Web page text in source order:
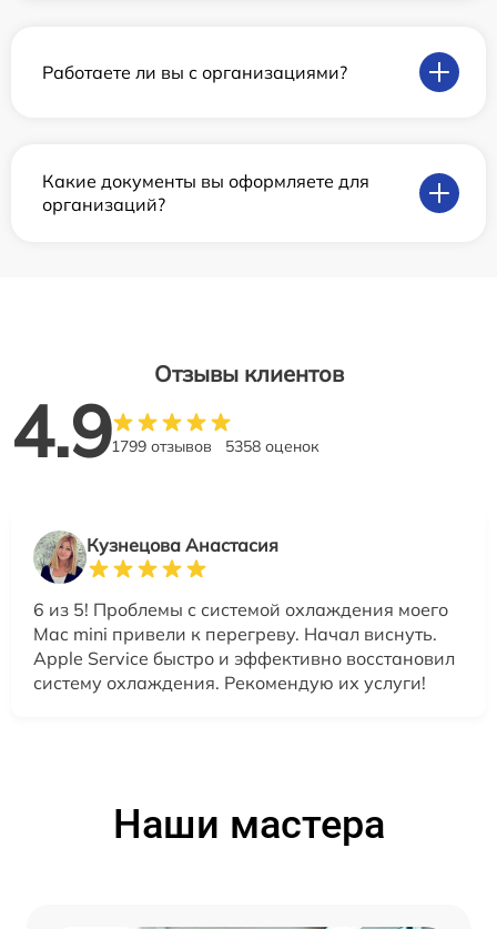
Работаете ли вы с организациями?
Какие документы вы оформляете для
организаций?
Отзывы клиентов
4.91799 отзывов 5358 оценок
Кузнецова Анастасия
6 из 5! Проблемы с системой охлаждения моего
Mac mini привели к перегреву. Начал виснуть.
Apple Service быстро и эффективно восстановил
систему охлаждения. Рекомендую их услуги!
Наши мастера